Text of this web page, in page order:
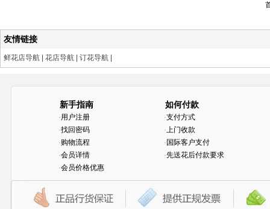
友情链接
鲜花店导航 花店导航 订花导航
新手指南
·用户注册
·找回密码
·购物流程
·会员详情
·会员价格优惠
如何付款
·支付方式
·上门收款
· 国际客户支付
·先送花后付款要求